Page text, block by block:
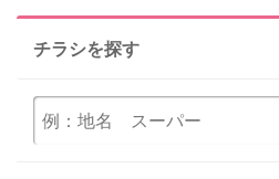
チラシを探す